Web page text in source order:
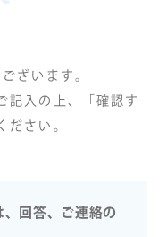
ざいます。
記入の上、「確認す
ださい。
回答、ご連絡の